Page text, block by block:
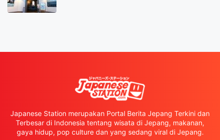
Japanese Station merupakan Portal Berita Jepang Terkini dan
Terbesar di Indonesia tentang wisata di Jepang, makanan,
gaya hidup, pop culture dan yang sedang viral di Jepang.